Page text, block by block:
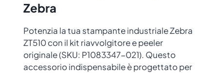
Zebra
Potenzia la tua stampante industriale Zebra
ZT510 con il kit riavvolgitore e peeler
originale (SKU: P1083347-021). Questo
accessorio indispensabile è progettato per